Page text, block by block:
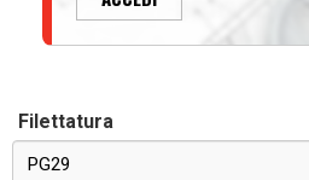
Filettatura
PG29